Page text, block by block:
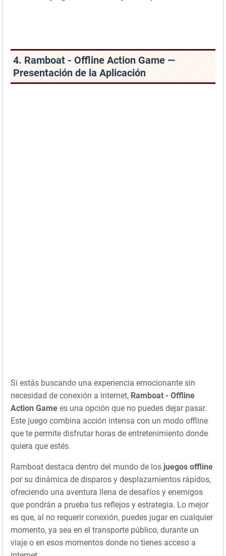
4. Ramboat - Offline Action Game —
Presentación de la Aplicación
Si estás buscando una experiencia emocionante sin
necesidad de conexión a internet, Ramboat - Offline
Action Game es una opción que no puedes dejar pasar.
Este juego combina acción intensa con un modo offline
que te permite disfrutar horas de entretenimiento donde
quiera que estés.
Ramboat destaca dentro del mundo de los juegos offline
por su dinámica de disparos y desplazamientos rápidos,
ofreciendo una aventura llena de desafíos y enemigos
que pondrán a prueba tus reflejos y estrategia. Lo mejor
es que, al no requerir conexión, puedes jugar en cualquier
momento, ya sea en el transporte público, durante un
viaje o en esos momentos donde no tienes acceso a